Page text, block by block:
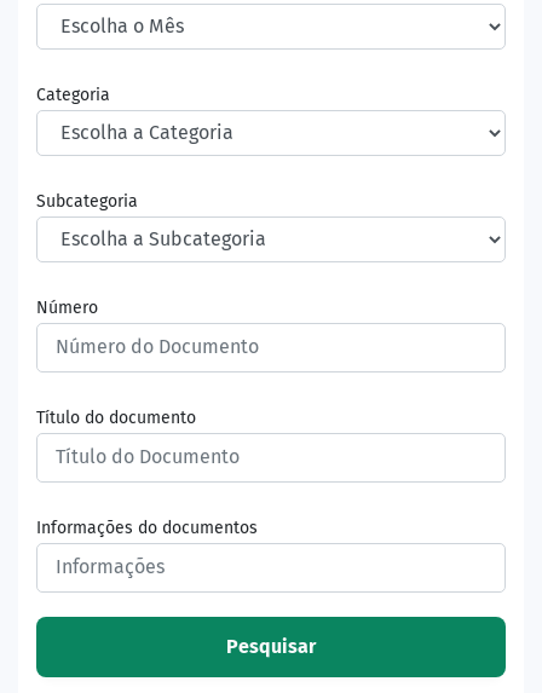
Categoria
Subcategoria
Número
Título do documento
Informações do documentos
Pesquisar